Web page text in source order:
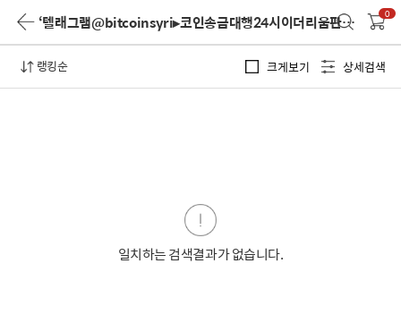
‘텔래그램@bitcoinsyri▸코인송금대행24시이더리움판매’ 검색0
랭킹순 크게보기 상세검색
일치하는 검색결과가 없습니다.